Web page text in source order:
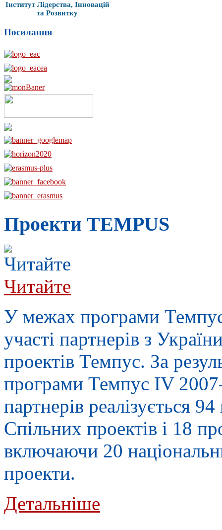
Інститут Лідерства, Інновацій
та Розвитку
Посилання
Проекти TEMPUS
Читайте
У межах програми
участі партнерів з
проектів Темпус. За
програми Темпус IV
партнерів реалізується
Спільних проектів і 18
включаючи 20
проекти.
Детальніше